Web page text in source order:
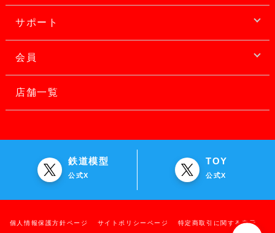
サポート
会員
店舗一覧
鉄道模型
公式X
TOY
公式X
個人情報保護方針ページ サイトポリシーページ 特定商取引に関する表示